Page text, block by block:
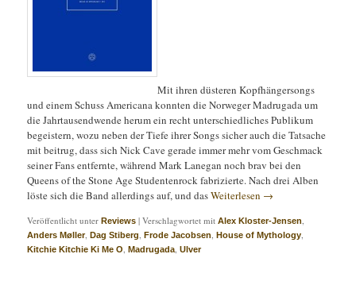
Mit ihren düsteren Kopfhängersongs
und einem Schuss Americana konnten die Norweger Madrugada um
die Jahrtausendwende herum ein recht unterschiedliches Publikum
begeistern, wozu neben der Tiefe ihrer Songs sicher auch die Tatsache
mit beitrug, dass sich Nick Cave gerade immer mehr vom Geschmack
seiner Fans entfernte, während Mark Lanegan noch brav bei den
Queens of the Stone Age Studentenrock fabrizierte. Nach drei Alben
löste sich die Band allerdings auf, und dasWeiterlesen →
Veröffentlicht unter Reviews |Verschlagwortet mit Alex Kloster-Jensen
Anders Møller,Dag Stiberg ,Frode Jacobsen ,House of Mythology
Kitchie Kitchie Ki Me O ,Madrugada ,Ulver